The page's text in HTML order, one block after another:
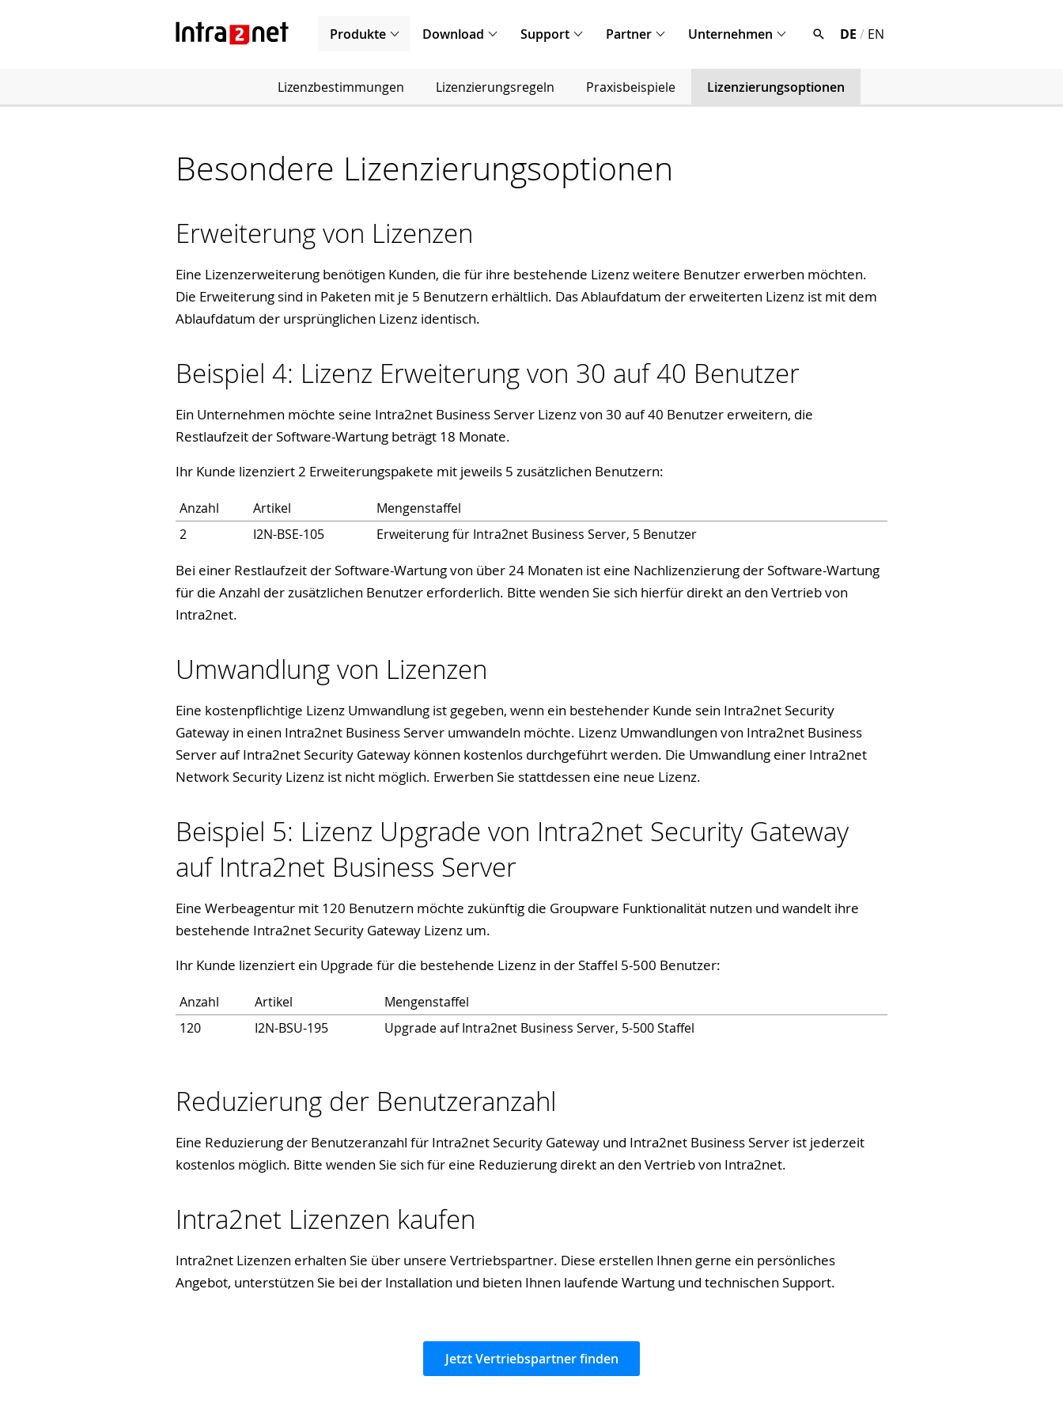
Produkte Download Support Partner Unternehmen DE / EN
Lizenzbestimmungen Lizenzierungsregeln Praxisbeispiele Lizenzierungsoptionen
Besondere Lizenzierungsoptionen
Erweiterung von Lizenzen
Eine Lizenzerweiterung benötigen Kunden, die für ihre bestehende Lizenz weitere Benutzer erwerben möchten.
Die Erweiterung sind in Paketen mit je 5 Benutzern erhältlich. Das Ablaufdatum der erweiterten Lizenz ist mit dem
Ablaufdatum der ursprünglichen Lizenz identisch.
Beispiel 4: Lizenz Erweiterung von 30 auf 40 Benutzer
Ein Unternehmen möchte seine Intra2net Business Server Lizenz von 30 auf 40 Benutzer erweitern, die
Restlaufzeit der Software-Wartung beträgt 18 Monate.
Ihr Kunde lizenziert 2 Erweiterungspakete mit jeweils 5 zusätzlichen Benutzern:
Anzahl Artikel
Mengenstaffel
2
I2N-BSE-105 Erweiterung für Intra2net Business Server, 5 Benutzer
Bei einer Restlaufzeit der Software-Wartung von über 24 Monaten ist eine Nachlizenzierung der Software-Wartung
für die Anzahl der zusätzlichen Benutzer erforderlich. Bitte wenden Sie sich hierfür direkt an den Vertrieb von
Intra2net.
Umwandlung von Lizenzen
Eine kostenpflichtige Lizenz Umwandlung ist gegeben, wenn ein bestehender Kunde sein Intra2net Security
Gateway in einen Intra2net Business Server umwandeln möchte. Lizenz Umwandlungen von Intra2net Business
Server auf Intra2net Security Gateway können kostenlos durchgeführt werden. Die Umwandlung einer Intra2net
Network Security Lizenz ist nicht möglich. Erwerben Sie stattdessen eine neue Lizenz.
Beispiel 5: Lizenz Upgrade von Intra2net Security Gateway
auf Intra2net Business Server
Eine Werbeagentur mit 120 Benutzern möchte zukünftig die Groupware Funktionalität nutzen und wandelt ihre
bestehende Intra2net Security Gateway Lizenz um.
Ihr Kunde lizenziert ein Upgrade für die bestehende Lizenz in der Staffel 5-500 Benutzer:
Anzahl Artikel
Mengenstaffel
120
I2N-BSU-195 Upgrade auf Intra2net Business Server, 5-500 Staffel
Reduzierung der Benutzeranzahl
Eine Reduzierung der Benutzeranzahl für Intra2net Security Gateway und Intra2net Business Server ist jederzeit
kostenlos möglich. Bitte wenden Sie sich für eine Reduzierung direkt an den Vertrieb von Intra2net.
Intra2net Lizenzen kaufen
Intra2net Lizenzen erhalten Sie über unsere Vertriebspartner. Diese erstellen Ihnen gerne ein persönliches
Angebot, unterstützen Sie bei der Installation und bieten Ihnen laufende Wartung und technischen Support.
Jetzt Vertriebspartner finden